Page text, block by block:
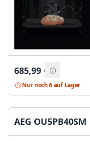
685,99 €
Nur noch 6 auf Lager
AEG OU5PB40SM